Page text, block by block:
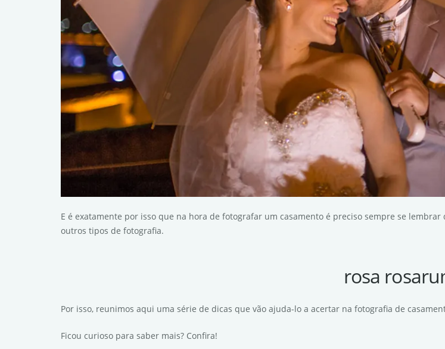
E é exatamente por isso que na hora de fotografar um casamento é preciso sempre se
outros tipos de fotografia.
rosa
Por isso, reunimos aqui uma série de dicas que vão ajuda-lo a acertar na fotografia de
Ficou curioso para saber mais? Confira!